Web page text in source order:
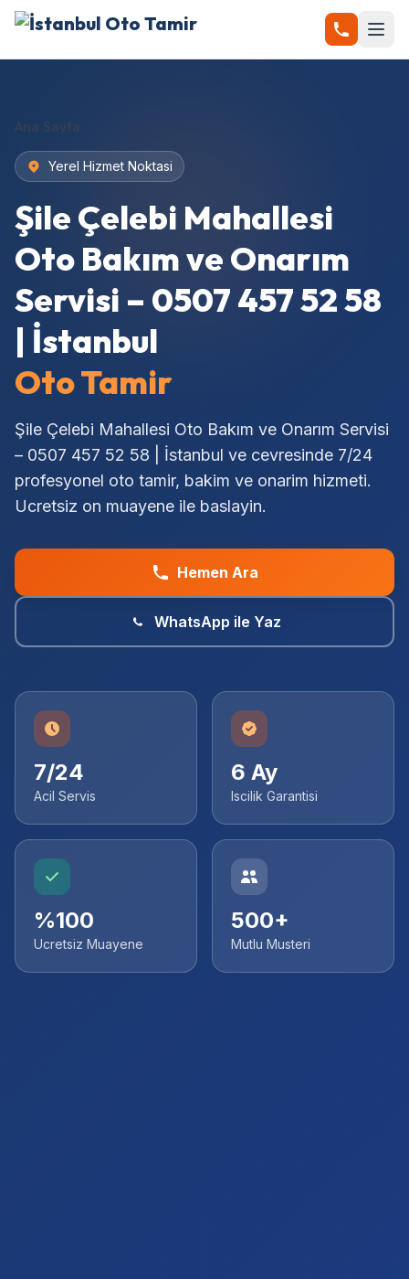
Ana Sayfa
Yerel Hizmet Noktasi
Şile Çelebi Mahallesi
Oto Bakım ve Onarım
Servisi – 0507 457 52 58
| İstanbul
Oto Tamir
Şile Çelebi Mahallesi Oto Bakım ve Onarım Servisi
– 0507 457 52 58 | İstanbul ve cevresinde 7/24
profesyonel oto tamir, bakim ve onarim hizmeti.
Ucretsiz on muayene ile baslayin.
Hemen Ara
WhatsApp ile Yaz
7/24
Acil Servis
6 Ay
Iscilik Garantisi
%100
Ucretsiz Muayene
500+
Mutlu Musteri